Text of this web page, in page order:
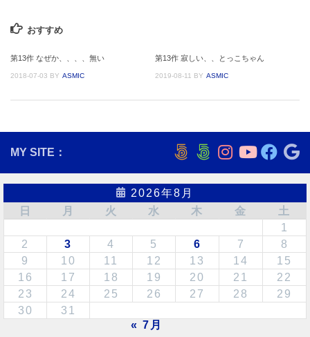
おすすめ
第13作 なぜか、、、、無い
2018-07-03 BY ASMIC
第13作 寂しい、、とっこちゃん
2019-08-11 BY ASMIC
MY SITE：
2026年8月
日
月 火 水 木 金
土
1
2
3 4 5 6 7
8
9
10 11 12 13 14
15
16
17 18 19 20 21
22
23
24 25 26 27 28
29
30
31
« 7月